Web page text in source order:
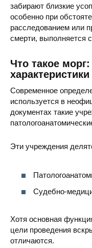
забирают близкие
особенно при
расследованием или
смерти, выполняется
Что такое
характеристики
Современное
используется в
документах такие
Эти учреждения
Судебно-
Хотя основная
цели проведения
отличаются.